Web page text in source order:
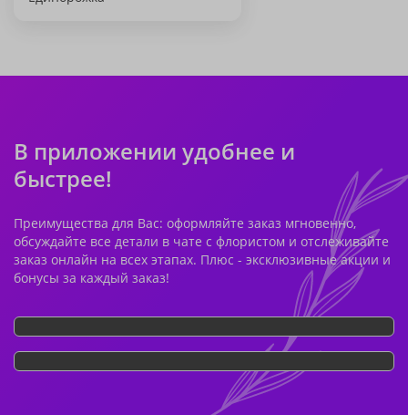
В приложении удобнее и
быстрее!
Преимущества для Вас: оформляйте заказ мгновенно,
обсуждайте все детали в чате с флористом и отслеживайте
заказ онлайн на всех этапах. Плюс - эксклюзивные акции и
бонусы за каждый заказ!